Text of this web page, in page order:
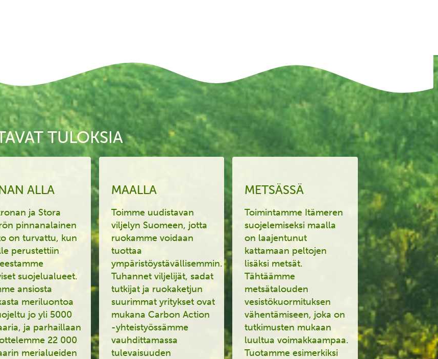
TULOKSIA
ALLA
ja Stora
pinnanalainen
on turvattu, kun
perustettiin
suojelualueet.
ansiosta
meriluontoa
jo yli 5000
, ja parhaillaan
22 000
merialueiden
MAALLA
Toimme uudistavan
viljelyn Suomeen, jotta
ruokamme voidaan
tuottaa
ympäristöystävällisemmin.
Tuhannet viljelijät, sadat
tutkijat ja ruokaketjun
suurimmat yritykset ovat
mukana Carbon Action
-yhteistyössämme
vauhdittamassa
tulevaisuuden
METSÄSSÄ
Toimintamme Itämeren
suojelemiseksi maalla
on laajentunut
kattamaan peltojen
lisäksi metsät.
Tähtäämme
metsätalouden
vesistökuormituksen
vähentämiseen, joka on
tutkimusten mukaan
luultua voimakkaampaa.
Tuotamme esimerkiksi